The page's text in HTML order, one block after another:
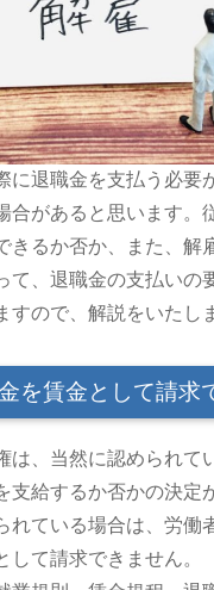
に退職金を支払う必要
合があると思います。
きるか否か、また、解
て、退職金の支払いの
すので、解説をいたし
を賃金として請求
は、当然に認められて
支給するか否かの決定
れている場合は、労働
して請求できません。